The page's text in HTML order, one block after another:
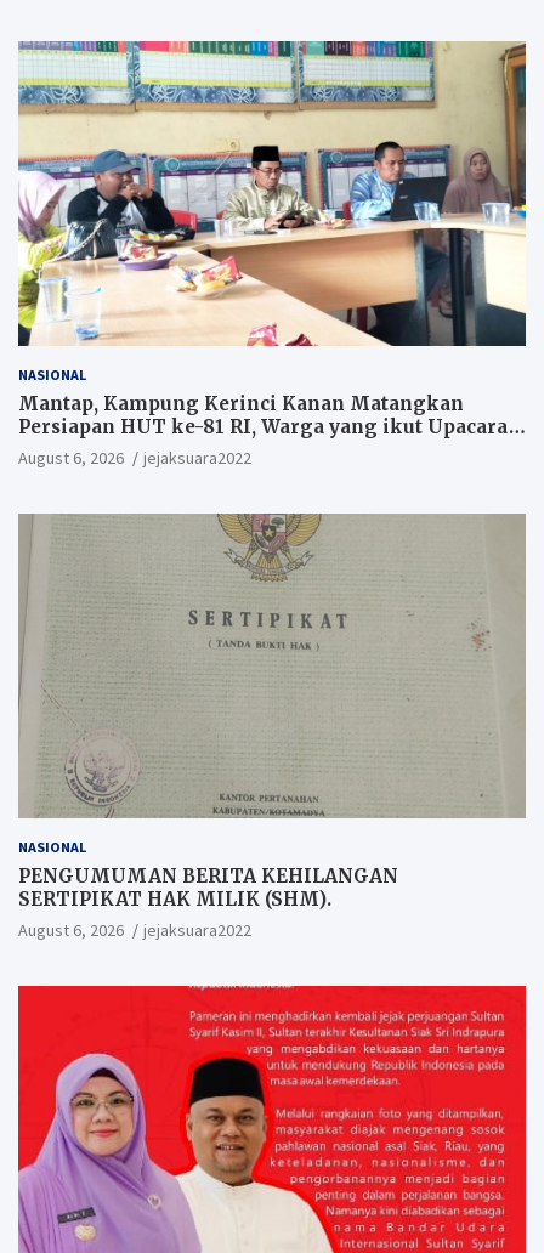
NASIONAL
Mantap, Kampung Kerinci Kanan Matangkan
Persiapan HUT ke-81 RI, Warga yang ikut Upacara
Berkesempatan Raih Hadiah
August 6, 2026 jejaksuara2022
NASIONAL
PENGUMUMAN BERITA KEHILANGAN
SERTIPIKAT HAK MILIK (SHM).
August 6, 2026 jejaksuara2022